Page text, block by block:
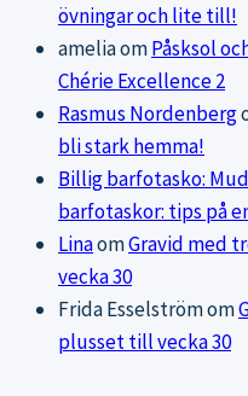
övningar och lite till!
ameliaomPåsksol
Chérie Excellence 2
Rasmus Nordenberg
bli stark hemma!
Billig barfotasko:
barfotaskor: tips på
LinaomGravid med
vecka 30
Frida Esselströmom
plusset till vecka 30